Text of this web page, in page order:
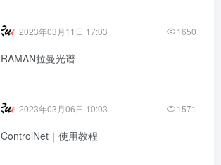
2023年03月11日 17:03 1650
RAMAN拉曼光谱
2023年03月06日 10:03 1571
ControlNet｜使用教程